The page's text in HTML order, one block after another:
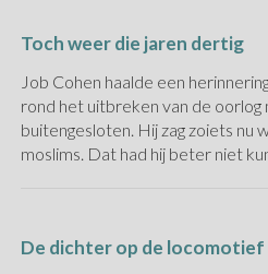
Toch weer die jaren dertig
Job Cohen haalde een
rond het uitbreken van de oorlog
buitengesloten. Hij zag zoiets nu
moslims. Dat had hij beter niet
De dichter op de locomotief